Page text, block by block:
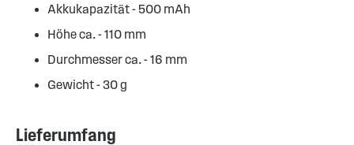
Akkukapazität - 500 mAh
Höhe ca. - 110 mm
Durchmesser ca. - 16 mm
Gewicht - 30 g
Lieferumfang